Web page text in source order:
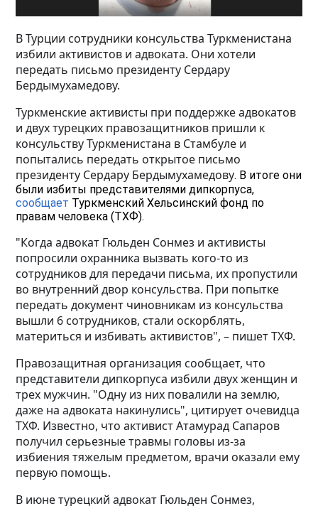
В Турции сотрудники консульства Туркменистана
избили активистов и адвоката. Они хотели
передать письмо президенту Сердару
Бердымухамедову.
Туркменские активисты при поддержке адвокатов
и двух турецких правозащитников пришли к
консульству Туркменистана в Стамбуле и
попытались передать открытое письмо
президенту Сердару Бердымухамедову. В итоге они
были избиты представителями дипкорпуса,
сообщает Туркменский Хельсинский фонд по
правам человека (ТХФ).
"Когда адвокат Гюльден Сонмез и активисты
попросили охранника вызвать кого-то из
сотрудников для передачи письма, их пропустили
во внутренний двор консульства. При попытке
передать документ чиновникам из консульства
вышли 6 сотрудников, стали оскорблять,
материться и избивать активистов", – пишет ТХФ.
Правозащитная организация сообщает, что
представители дипкорпуса избили двух женщин и
трех мужчин. "Одну из них повалили на землю,
даже на адвоката накинулись", цитирует очевидца
ТХФ. Известно, что активист Атамурад Сапаров
получил серьезные травмы головы из-за
избиения тяжелым предметом, врачи оказали ему
первую помощь.
В июне турецкий адвокат Гюльден Сонмез,